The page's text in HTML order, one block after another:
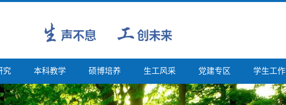
究 本科教学 硕博培养 生工风采 党建专区 学生工作